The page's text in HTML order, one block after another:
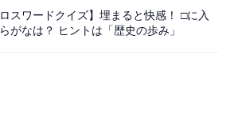
ロスワードクイズ】埋まると快感！ □に入
がなは？ ヒントは「歴史の歩み」